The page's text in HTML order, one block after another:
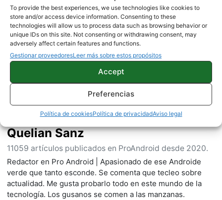
To provide the best experiences, we use technologies like cookies to
store and/or access device information. Consenting to these
technologies will allow us to process data such as browsing behavior or
unique IDs on this site. Not consenting or withdrawing consent, may
adversely affect certain features and functions.
Gestionar proveedoresLeer más sobre estos propósitos
Accept
Preferencias
Política de cookiesPolítica de privacidadAviso legal
Sobre este autor
Quelian Sanz
11059 artículos publicados en ProAndroid desde 2020.
Redactor en Pro Android | Apasionado de ese Androide
verde que tanto esconde. Se comenta que tecleo sobre
actualidad. Me gusta probarlo todo en este mundo de la
tecnología. Los gusanos se comen a las manzanas.